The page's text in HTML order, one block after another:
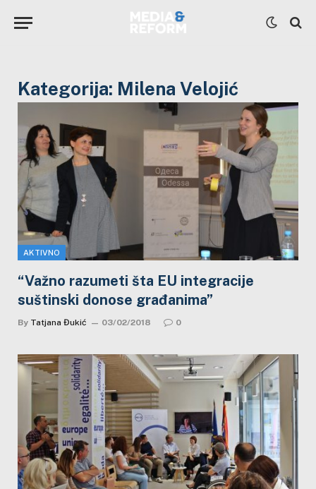
Kategorija: Milena Velojić
AKTIVNO
“Važno razumeti šta EU integracije
suštinski donose građanima”
By Tatjana Đukić 03/02/2018 0